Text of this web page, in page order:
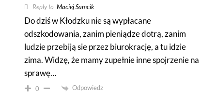
Reply to Maciej Samcik
Do dziś w Kłodzku nie są wypłacane
odszkodowania, zanim pieniądze dotrą, zanim
ludzie przebiją sie przez biurokrację, a tu idzie
zima. Widzę, że mamy zupełnie inne spojrzenie na
sprawę…
0 Odpowiedz